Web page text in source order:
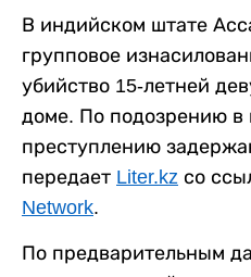
В индийском штате
групповое
убийство 15-летней
доме. По подозрению в
преступлению
передает Liter.kz со
Network.
По предварительным